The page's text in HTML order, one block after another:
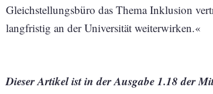
Gleichstellungsbüro das Thema Inklusion
langfristig an der Universität weiterwirken.«
Dieser Artikel ist in der Ausgabe 1.18 der